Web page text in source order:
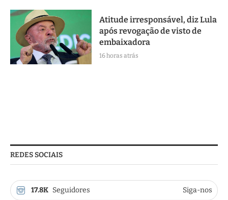
Atitude irresponsável, diz Lula
após revogação de visto de
embaixadora
16 horas atrás
REDES SOCIAIS
17.8K Seguidores Siga-nos